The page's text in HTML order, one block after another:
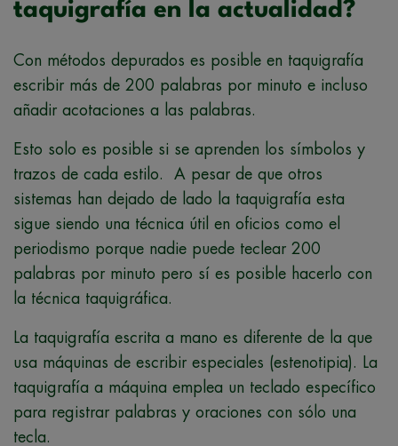
taquigrafía en la actualidad?
Con métodos depurados es posible en taquigrafía
escribir más de 200 palabras por minuto e incluso
añadir acotaciones a las palabras.
Esto solo es posible si se aprenden los símbolos y
trazos de cada estilo. A pesar de que otros
sistemas han dejado de lado la taquigrafía esta
sigue siendo una técnica útil en oficios como el
periodismo porque nadie puede teclear 200
palabras por minuto pero sí es posible hacerlo con
la técnica taquigráfica.
La taquigrafía escrita a mano es diferente de la que
usa máquinas de escribir especiales (estenotipia). La
taquigrafía a máquina emplea un teclado específico
para registrar palabras y oraciones con sólo una
tecla.